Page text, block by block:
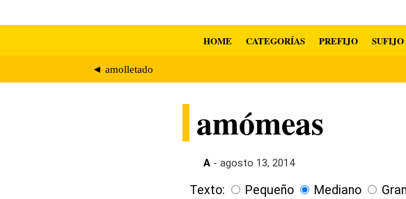
HOME CATEGORÍAS PREFIJO SUFIJO
◄ amolletado
amómeas
A - agosto 13, 2014
Texto: Pequeño Mediano